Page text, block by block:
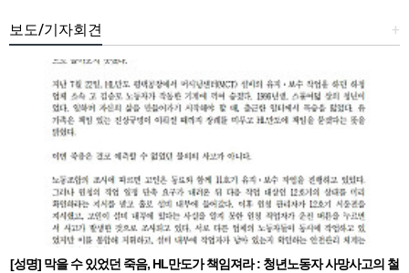
+
보도/기자회견
[성명] 막을 수 있었던 죽음, HL만도가 책임져라 : 청년노동자 사망사고의 철